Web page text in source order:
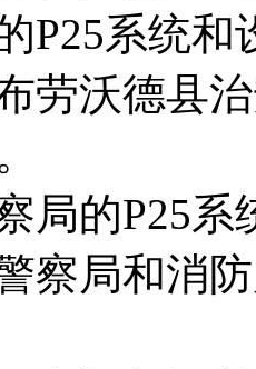
P25系统
劳沃德县
局的P25系
察局和消